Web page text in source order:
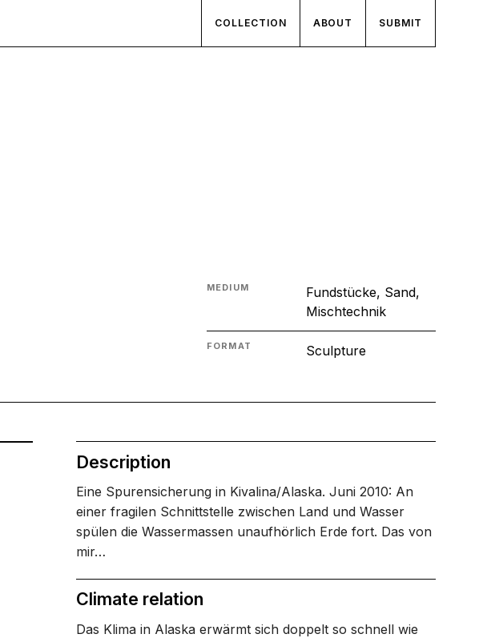
COLLECTION ABOUT SUBMIT
MEDIUM
Fundstücke, Sand,
Mischtechnik
FORMAT Sculpture
Description
Eine Spurensicherung in Kivalina/Alaska. Juni 2010: An
einer fragilen Schnittstelle zwischen Land und Wasser
spülen die Wassermassen unaufhörlich Erde fort. Das von
mir…
Climate relation
Das Klima in Alaska erwärmt sich doppelt so schnell wie